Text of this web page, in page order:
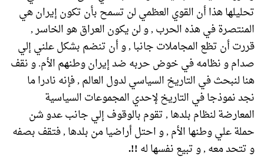
تحليلها هذا أن القوي العظمي لن تسمح بأن تكون إيران هي
المنتصرة في هذه الحرب , و لن يكون العراق هو الخاسر ,
قررت أن تظع المجاملات جانبا , و أن تنضم بشكل علني إلي
صدام و نظامه في خوض حربه ضد إيران وطنهم الأم. و نقف
هنا لنبحث في التاريخ السياسي لدول العالم , فإنه نادرا ما
نجد نموذجا في التاريخ لإحدي المجموعات السياسية
المعارضة لنظام بلدها , تقوم بالوقوف إلي جانب عدو شن
حملة علي وطنها الأم , و احتل أراضيا من بلدها , فتقف بصفه
و تتحد معه , و تبيع نفسها له!!.